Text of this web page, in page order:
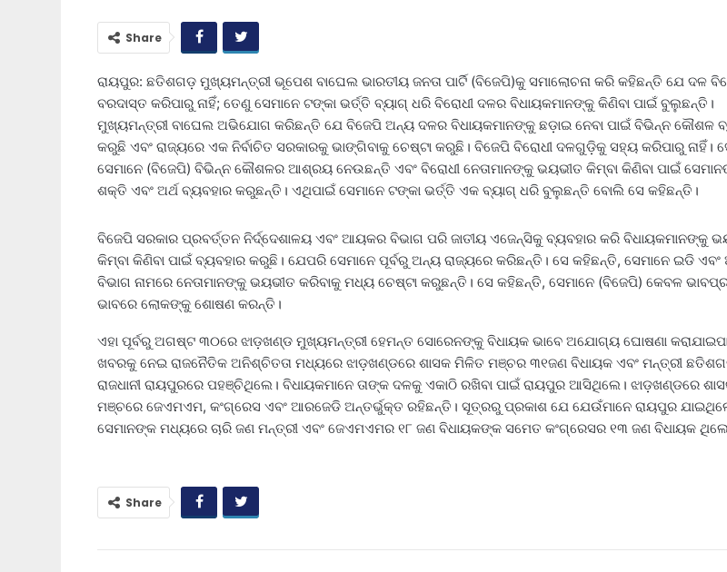
Share
ରାୟପୁର: ଛତିଶଗଡ଼ ମୁଖ୍ୟମନ୍ତ୍ରୀ ଭୂପେଶ ବାଘେଲ ଭାରତୀୟ ଜନତା ପାର୍ଟି (ବିଜେପି)କୁ ସମାଲୋଚନା କରି କହିଛନ୍ତି ଯେ ଦଳ
ବରଦାସ୍ତ କରିପାରୁ ନାହିଁ; ତେଣୁ ସେମାନେ ଟଙ୍କା ଭର୍ତ୍ତି ବ୍ୟାଗ୍‌ ଧରି ବିରୋଧୀ ଦଳର ବିଧାୟକମାନଙ୍କୁ କିଣିବା ପାଇଁ ବୁଲୁଛନ୍ତି।
ମୁଖ୍ୟମନ୍ତ୍ରୀ ବାଘେଲ ଅଭିଯୋଗ କରିଛନ୍ତି ଯେ ବିଜେପି ଅନ୍ୟ ଦଳର ବିଧାୟକମାନଙ୍କୁ ଛଡ଼ାଇ ନେବା ପାଇଁ ବିଭିନ୍ନ କୌଶଳ
କରୁଛି ଏବଂ ରାଜ୍ୟରେ ଏକ ନିର୍ବାଚିତ ସରକାରକୁ ଭାଙ୍ଗିବାକୁ ଚେଷ୍ଟା କରୁଛି। ବିଜେପି ବିରୋଧୀ ଦଳଗୁଡ଼ିକୁ ସହ୍ୟ କରିପାରୁ ନାହିଁ।
ସେମାନେ (ବିଜେପି) ବିଭିନ୍ନ କୌଶଳର ଆଶ୍ରୟ ନେଉଛନ୍ତି ଏବଂ ବିରୋଧୀ ନେତାମାନଙ୍କୁ ଭୟଭୀତ କିମ୍ବା କିଣିବା ପାଇଁ
ଶକ୍ତି ଏବଂ ଅର୍ଥ ବ୍ୟବହାର କରୁଛନ୍ତି। ଏଥିପାଇଁ ସେମାନେ ଟଙ୍କା ଭର୍ତ୍ତି ଏକ ବ୍ୟାଗ୍‌ ଧରି ବୁଲୁଛନ୍ତି ବୋଲି ସେ କହିଛନ୍ତି।
ବିଜେପି ସରକାର ପ୍ରବର୍ତ୍ତନ ନିର୍ଦ୍ଦେଶାଳୟ ଏବଂ ଆୟକର ବିଭାଗ ପରି ଜାତୀୟ ଏଜେନ୍‌ସିକୁ ବ୍ୟବହାର କରି ବିଧାୟକମାନଙ୍କୁ
କିମ୍ବା କିଣିବା ପାଇଁ ବ୍ୟବହାର କରୁଛି। ଯେପରି ସେମାନେ ପୂର୍ବରୁ ଅନ୍ୟ ରାଜ୍ୟରେ କରିଛନ୍ତି। ସେ କହିଛନ୍ତି, ସେମାନେ ଇଡି
ବିଭାଗ ନାମରେ ନେତାମାନଙ୍କୁ ଭୟଭୀତ କରିବାକୁ ମଧ୍ୟ ଚେଷ୍ଟା କରୁଛନ୍ତି। ସେ କହିଛନ୍ତି, ସେମାନେ (ବିଜେପି) କେବଳ
ଭାବରେ ଲୋକଙ୍କୁ ଶୋଷଣ କରନ୍ତି।
ଏହା ପୂର୍ବରୁ ଅଗଷ୍ଟ ୩୦ରେ ଝାଡ଼ଖଣ୍ଡ ମୁଖ୍ୟମନ୍ତ୍ରୀ ହେମନ୍ତ ସୋରେନଙ୍କୁ ବିଧାୟକ ଭାବେ ଅଯୋଗ୍ୟ ଘୋଷଣା
ଖବରକୁ ନେଇ ରାଜନୈତିକ ଅନିଶ୍ଚିତତା ମଧ୍ୟରେ ଝାଡ଼ଖଣ୍ଡରେ ଶାସକ ମିଳିତ ମଞ୍ଚର ୩୧ଜଣ ବିଧାୟକ ଏବଂ ମନ୍ତ୍ରୀ
ରାଜଧାନୀ ରାୟପୁରରେ ପହଞ୍ଚିଥିଲେ। ବିଧାୟକମାନେ ତାଙ୍କ ଦଳକୁ ଏକାଠି ରଖିବା ପାଇଁ ରାୟପୁର ଆସିଥିଲେ। ଝାଡ଼ଖଣ୍ଡରେ
ମଞ୍ଚରେ ଜେଏମଏମ, କଂଗ୍ରେସ ଏବଂ ଆରଜେଡି ଅନ୍ତର୍ଭୁକ୍ତ ରହିଛନ୍ତି। ସୂତ୍ରରୁ ପ୍ରକାଶ ଯେ ଯେଉଁମାନେ ରାୟପୁର
ସେମାନଙ୍କ ମଧ୍ୟରେ ଚାରି ଜଣ ମନ୍ତ୍ରୀ ଏବଂ ଜେଏମଏମର ୧୮ ଜଣ ବିଧାୟକଙ୍କ ସମେତ କଂଗ୍ରେସର ୧୩ ଜଣ ବିଧାୟକ
Share